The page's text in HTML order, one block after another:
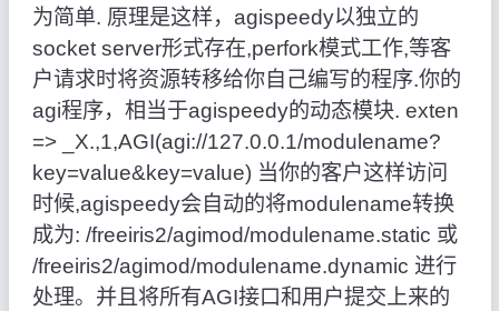
为简单. 原理是这样，agispeedy以独立的
socket server形式存在,perfork模式工作,等客
户请求时将资源转移给你自己编写的程序.你的
agi程序，相当于agispeedy的动态模块. exten
=> _X.,1,AGI(agi://127.0.0.1/modulename?
key=value&key=value) 当你的客户这样访问
时候,agispeedy会自动的将modulename转换
成为: /freeiris2/agimod/modulename.static 或
/freeiris2/agimod/modulename.dynamic 进行
处理。并且将所有AGI接口和用户提交上来的